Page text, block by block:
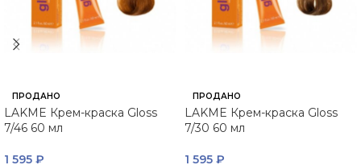
ПРОДАНО
LAKME Крем-краска Gloss
7/46 60 мл
1 595 ₽
ПРОДАНО
LAKME Крем-краска Gloss
7/30 60 мл
1 595 ₽